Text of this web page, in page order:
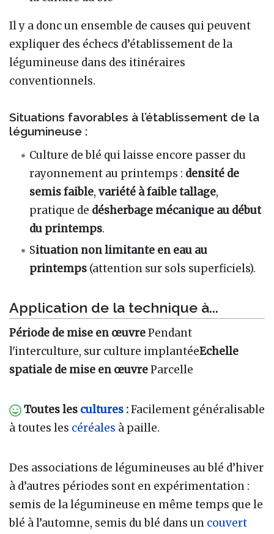
Il y a donc un ensemble de causes qui peuvent
expliquer des échecs d’établissement de la
légumineuse dans des itinéraires
conventionnels.
Situations favorables à l’établissement de la
légumineuse :
Culture de blé qui laisse encore passer du
rayonnement au printemps : densité de
semis faible,variété à faible tallage,
pratique de désherbage mécanique au début
du printemps.
Situation non limitante en eau au
printemps (attention sur sols superficiels).
Application de la technique à...
Période de mise en œuvrePendant
l'interculture, sur culture implantéeEchelle
spatiale de mise en œuvreParcelle
Toutes les cultures :Facilement généralisable
à toutes les céréales à paille.
Des associations de légumineuses au blé d’hiver
à d’autres périodes sont en expérimentation :
semis de la légumineuse en même temps que le
blé à l’automne, semis du blé dans un couvert